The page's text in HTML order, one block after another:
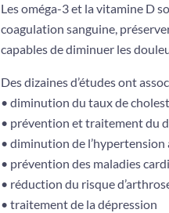
Les oméga-3 et la vitamine D
coagulation sanguine,
capables de diminuer les
Des dizaines d’études ont
• diminution du taux de
• prévention et traitement du
• diminution de
• prévention des maladies
• réduction du risque
• traitement de la dépression